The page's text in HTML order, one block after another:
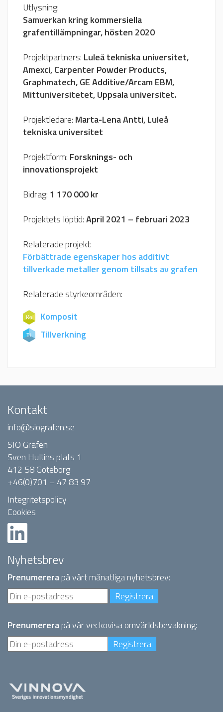
Utlysning:
Samverkan kring kommersiella
grafentillämpningar, hösten 2020
Projektpartners: Luleå tekniska universitet,
Amexci, Carpenter Powder Products,
Graphmatech, GE Additive/Arcam EBM,
Mittuniversitetet, Uppsala universitet.
Projektledare: Marta-Lena Antti, Luleå
tekniska universitet
Projektform: Forsknings- och
innovationsprojekt
Bidrag: 1 170 000 kr
Projektets löptid:April 2021 – februari 2023
Relaterade projekt:
Förbättrade egenskaper hos additivt
tillverkade metaller genom tillsats av grafen
Relaterade styrkeområden:
Komposit
Tillverkning
Kontakt
info@siografen.se
SIO Grafen
Sven Hultins plats 1
412 58 Göteborg
+46(0)701 – 47 83 97
Integritetspolicy
Cookies
Nyhetsbrev
Prenumererapå vårt månatliga nyhetsbrev:
Prenumererapå vår veckovisa omvärldsbevakning: